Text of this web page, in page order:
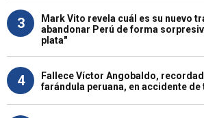
3
Mark Vito revela cuál es su nuevo
abandonar Perú de forma
plata"
4
Fallece Víctor Angobaldo,
farándula peruana, en accidente